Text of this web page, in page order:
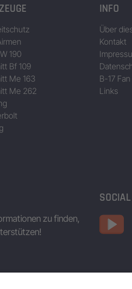
190
Bf 109
Me 163
Me 262
INFO
Über
Kontakt
B-17
Links
zu finden,